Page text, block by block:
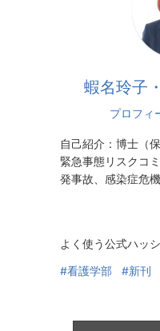
蝦名玲子
プロフィ
自己紹介： 博士（
緊急事態リスクコ
発事故、感染症危
よく使う公式ハッ
#看護学部 #新刊